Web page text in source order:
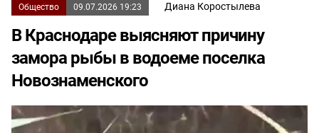
Общество 09.07.2026 19:23 Диана Коростылева
В Краснодаре выясняют причину
замора рыбы в водоеме поселка
Новознаменского